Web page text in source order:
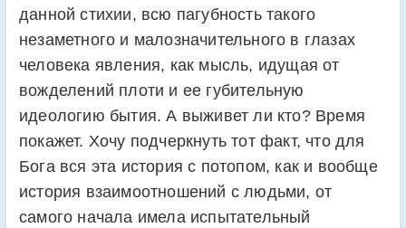
данной стихии, всю пагубность такого
незаметного и малозначительного в глазах
человека явления, как мысль, идущая от
вожделений плоти и ее губительную
идеологию бытия. А выживет ли кто? Время
покажет. Хочу подчеркнуть тот факт, что для
Бога вся эта история с потопом, как и вообще
история взаимоотношений с людьми, от
самого начала имела испытательный